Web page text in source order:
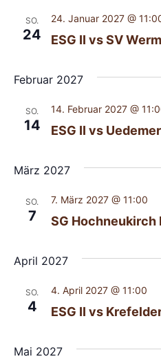
SO.
24 ESG II vs SV
24. Januar 2027 @
Februar 2027
SO.
14 ESG II vs
14. Februar 2027 @
März 2027
SO.
7 SG Hochneukirch
7. März 2027 @ 11:00
April 2027
SO.
4 ESG II vs
4. April 2027 @ 11:00
Mai 2027